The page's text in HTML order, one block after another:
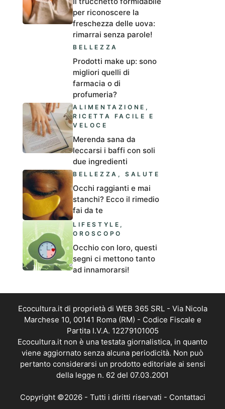
per riconoscere la
freschezza delle uova:
rimarrai senza parole!
BELLEZZA
Prodotti make up: sono
migliori quelli di
farmacia o di
profumeria?
ALIMENTAZIONE ,
RICETTA FACILE E
VELOCE
Merenda sana da
leccarsi i baffi con soli
due ingredienti
BELLEZZA ,SALUTE
Occhi raggianti e mai
stanchi? Ecco il rimedio
fai da te
LIFESTYLE ,
OROSCOPO
Occhio con loro, questi
segni ci mettono tanto
ad innamorarsi!
Ecocultura.it di proprietà di WEB 365 SRL - Via Nicola
Marchese 10, 00141 Roma (RM) - Codice Fiscale e
Partita I.V.A. 12279101005
Ecocultura.it non è una testata giornalistica, in quanto
viene aggiornato senza alcuna periodicità. Non può
pertanto considerarsi un prodotto editoriale ai sensi
della legge n. 62 del 07.03.2001
Copyright ©2026 - Tutti i diritti riservati - Contattaci